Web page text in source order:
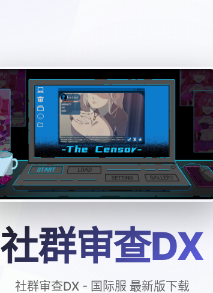
社群审查DX
社群审查DX - 国际服 最新版下载